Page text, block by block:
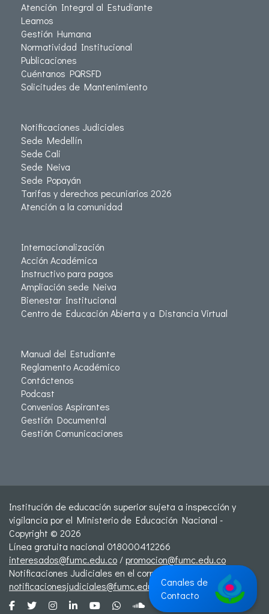
Atención Integral al Estudiante
Leamos
Gestión Humana
Normatividad Institucional
Publicaciones
Cuéntanos PQRSFD
Solicitudes de Mantenimiento
Notificaciones Judiciales
Sede Medellín
Sede Cali
Sede Neiva
Sede Popayán
Tarifas y derechos pecuniarios 2026
Atención a la comunidad
Internacionalización
Acción Académica
Instructivo para pagos
Ampliación sede Neiva
Bienestar Institucional
Centro de Educación Abierta y a Distancia Virtual
Manual del Estudiante
Reglamento Académico
Contáctenos
Podcast
Convenios Aspirantes
Gestión Documental
Gestión Comunicaciones
Institución de educación superior sujeta a inspección y
vigilancia por el Ministerio de Educación Nacional -
Copyright © 2026
Línea gratuita nacional 018000412266
interesados@fumc.edu.co /promocion@fumc.edu.co
Notificaciones Judiciales en el correo:
notificacionesjudiciales@fumc.edu.coCanales de
Contacto